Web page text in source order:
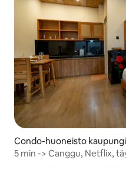
Condo-huoneisto
ara
5 min -> Canggu, Netflix,